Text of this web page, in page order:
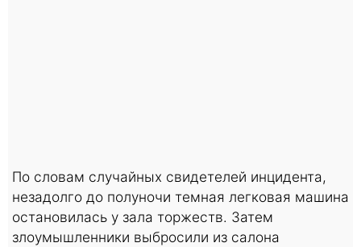
По словам случайных свидетелей инцидента,
незадолго до полуночи темная легковая машина
остановилась у зала торжеств. Затем
злоумышленники выбросили из салона